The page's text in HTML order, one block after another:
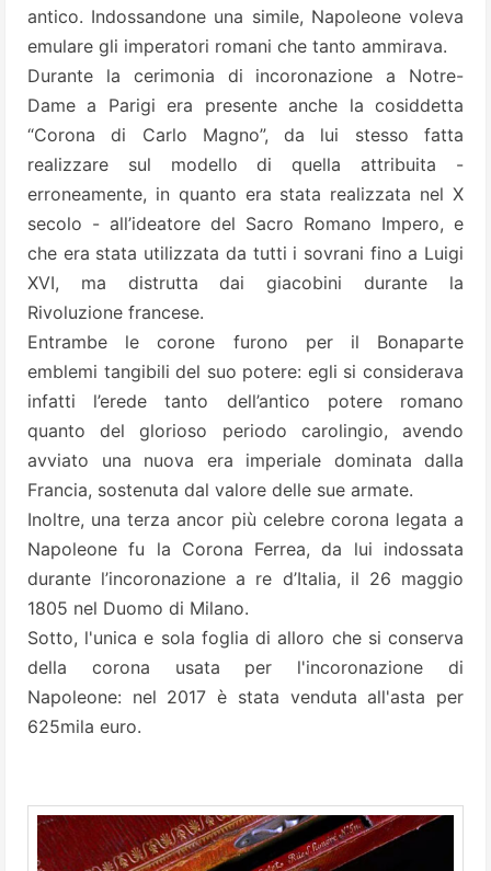
antico. Indossandone una simile, Napoleone voleva
emulare gli imperatori romani che tanto ammirava.
Durante la cerimonia di incoronazione a Notre-
Dame a Parigi era presente anche la cosiddetta
“Corona di Carlo Magno”, da lui stesso fatta
realizzare sul modello di quella attribuita -
erroneamente, in quanto era stata realizzata nel X
secolo - all’ideatore del Sacro Romano Impero, e
che era stata utilizzata da tutti i sovrani fino a Luigi
XVI, ma distrutta dai giacobini durante la
Rivoluzione francese.
Entrambe le corone furono per il Bonaparte
emblemi tangibili del suo potere: egli si considerava
infatti l’erede tanto dell’antico potere romano
quanto del glorioso periodo carolingio, avendo
avviato una nuova era imperiale dominata dalla
Francia, sostenuta dal valore delle sue armate.
Inoltre, una terza ancor più celebre corona legata a
Napoleone fu la Corona Ferrea, da lui indossata
durante l’incoronazione a re d’Italia, il 26 maggio
1805 nel Duomo di Milano.
Sotto, l'unica e sola foglia di alloro che si conserva
della corona usata per l'incoronazione di
Napoleone: nel 2017 è stata venduta all'asta per
625mila euro.